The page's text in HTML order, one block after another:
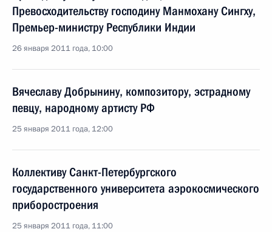
Превосходительству господину Манмохану Сингху,
Премьер-министру Республики Индии
26 января 2011 года, 10:00
Вячеславу Добрынину, композитору, эстрадному
певцу, народному артисту РФ
25 января 2011 года, 12:00
Коллективу Санкт-Петербургского
государственного университета аэрокосмического
приборостроения
25 января 2011 года, 11:00